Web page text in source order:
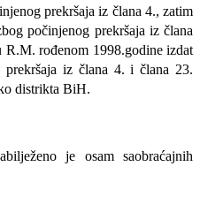
prekršaja iz člana 4., zatim
počinjenog prekršaja iz člana
R.M. rođenom 1998.godine izdat
prekršaja iz člana 4. i člana 23.
distrikta BiH.
je osam saobraćajnih